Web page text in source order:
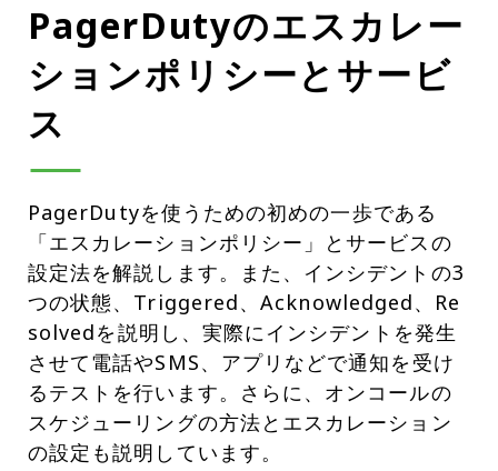
PagerDutyのエスカレー
ションポリシーとサービ
ス
PagerDutyを使うための初めの一歩である
「エスカレーションポリシー」とサービスの
設定法を解説します。また、インシデントの3
つの状態、Triggered、Acknowledged、Re
solvedを説明し、実際にインシデントを発生
させて電話やSMS、アプリなどで通知を受け
るテストを行います。さらに、オンコールの
スケジューリングの方法とエスカレーション
の設定も説明しています。